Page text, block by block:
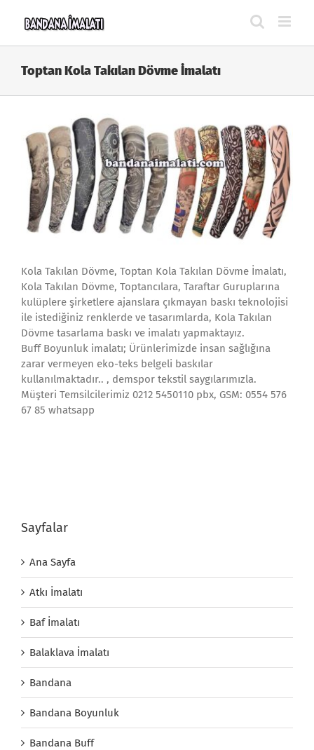
Toptan Kola Takılan Dövme İmalatı
Kola Takılan Dövme, Toptan Kola Takılan Dövme İmalatı,
Kola Takılan Dövme, Toptancılara, Taraftar Guruplarına
kulüplere şirketlere ajanslara çıkmayan baskı teknolojisi
ile istediğiniz renklerde ve tasarımlarda, Kola Takılan
Dövme tasarlama baskı ve imalatı yapmaktayız.
Buff Boyunluk imalatı; Ürünlerimizde insan sağlığına
zarar vermeyen eko-teks belgeli baskılar
kullanılmaktadır.. , demspor tekstil saygılarımızla.
Müşteri Temsilcilerimiz 0212 5450110 pbx, GSM: 0554 576
67 85 whatsapp
Sayfalar
Ana Sayfa
Atkı İmalatı
Baf İmalatı
Balaklava İmalatı
Bandana
Bandana Boyunluk
Bandana Buff